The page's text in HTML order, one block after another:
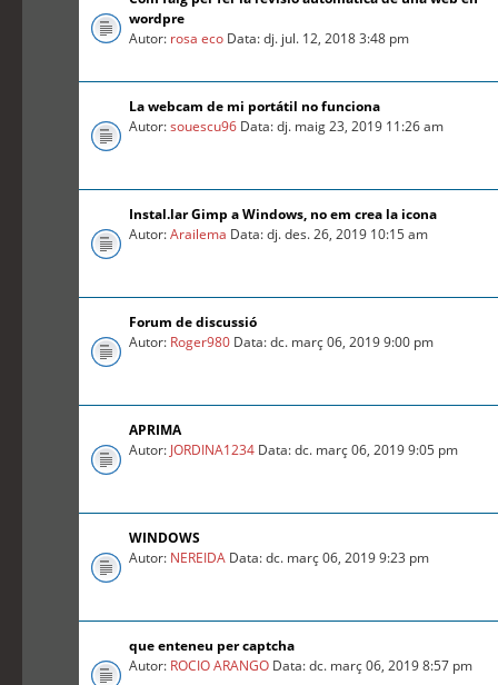
wordpre
Autor: rosa eco Data: dj. jul. 12, 2018 3:48 pm
La webcam de mi portátil no funciona
Autor:souescu96 Data: dj. maig 23, 2019 11:26 am
Instal.lar Gimp a Windows, no em crea la icona
Autor:Arailema Data: dj. des. 26, 2019 10:15 am
Forum de discussió
Autor: Roger980 Data: dc. març 06, 2019 9:00 pm
APRIMA
Autor: JORDINA1234 Data: dc. març 06, 2019 9:05 pm
WINDOWS
Autor: NEREIDA Data: dc. març 06, 2019 9:23 pm
que enteneu per captcha
Autor: ROCIO ARANGO Data: dc. març 06, 2019 8:57 pm